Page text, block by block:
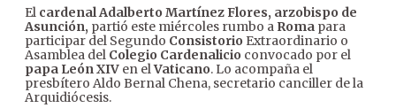
El cardenal Adalberto Martínez Flores, arzobispo de
Asunción, partió este miércoles rumbo a Roma para
participar del Segundo Consistorio Extraordinario o
Asamblea del Colegio Cardenalicio convocado por el
papa León XIV en elVaticano. Lo acompaña el
presbítero Aldo Bernal Chena, secretario canciller de la
Arquidiócesis.